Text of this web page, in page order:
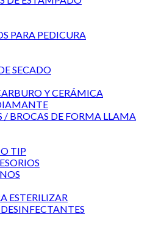
PARA PEDICURA
SECADO
Y CERÁMICA
/ BROCAS DE FORMA LLAMA
TIP
ESTERILIZAR